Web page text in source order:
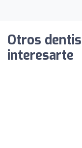
Otros
interesarte